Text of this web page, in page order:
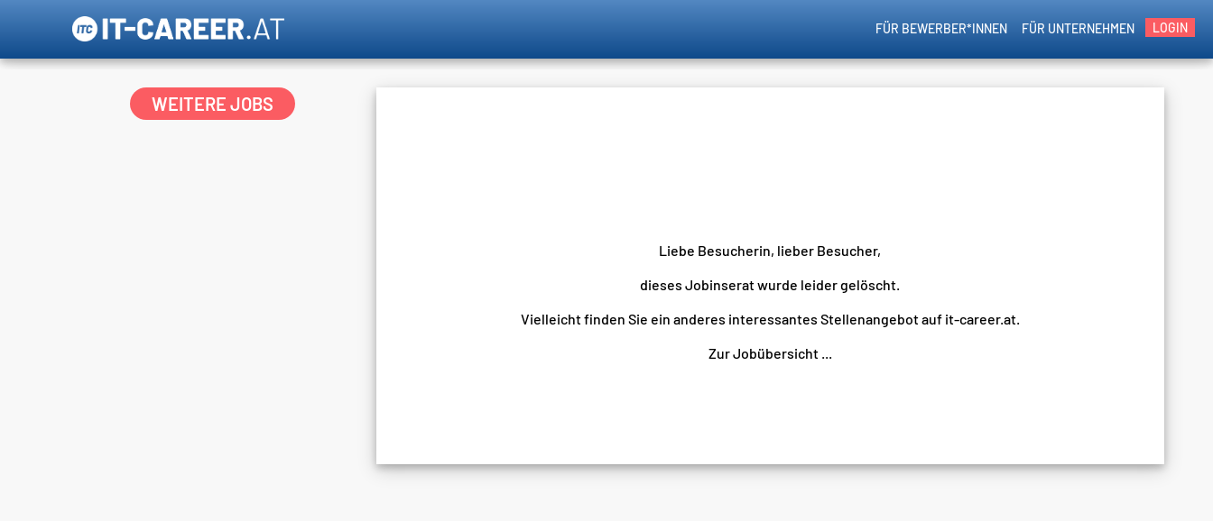
LOGIN
FÜR UNTERNEHMEN
FÜR BEWERBER*INNEN
Liebe Besucherin, lieber Besucher,
dieses Jobinserat wurde leider gelöscht.
Vielleicht finden Sie ein anderes interessantes Stellenangebot auf it-career.at.
Zur Jobübersicht ...
WEITERE JOBS